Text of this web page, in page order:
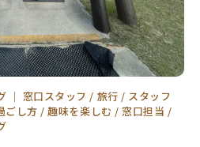
｜ 窓口スタッフ 旅行
スタッフ
ごし方 趣味を楽しむ
窓口担当